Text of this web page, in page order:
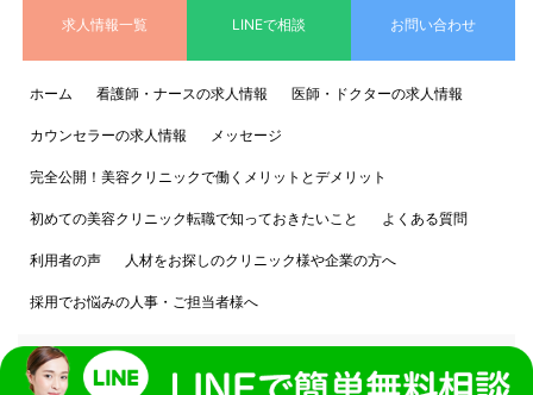
求人情報一覧 LINEで相談 お問い合わせ
ホーム 看護師・ナースの求人情報 医師・ドクターの求人情報
カウンセラーの求人情報 メッセージ
完全公開！美容クリニックで働くメリットとデメリット
初めての美容クリニック転職で知っておきたいこと よくある質問
利用者の声 人材をお探しのクリニック様や企業の方へ
採用でお悩みの人事・ご担当者様へ
個人情報保護方針